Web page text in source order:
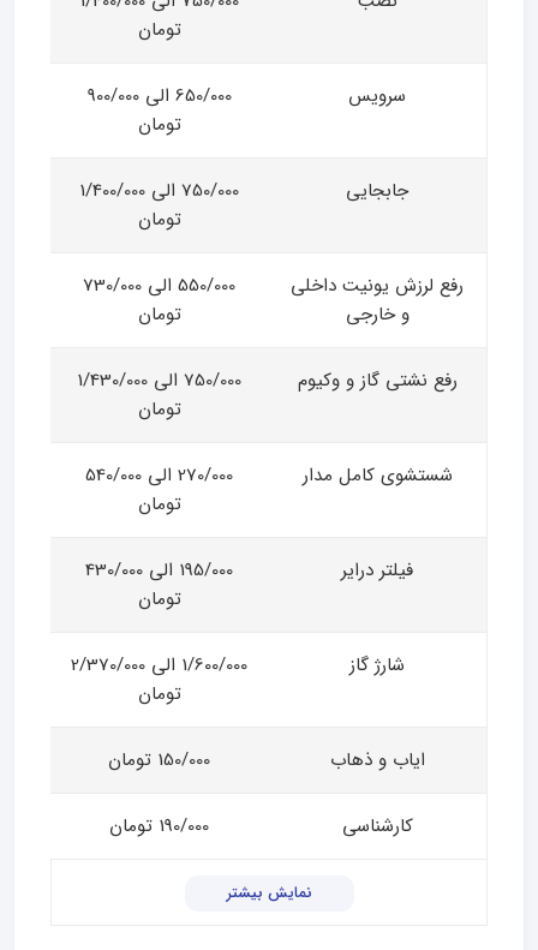
تومان
سرویس
650/000 الی 900/000
تومان
جابجایی
750/000 الی 1/400/000
تومان
رفع لرزش یونیت داخلی
و خارجی
550/000 الی 730/000
تومان
رفع نشتی گاز و وکیوم
750/000 الی 1/430/000
تومان
شستشوی کامل مدار
270/000 الی 540/000
تومان
فیلتر درایر
195/000 الی 430/000
تومان
شارژ گاز
1/600/000 الی 2/370/000
تومان
ایاب و ذهاب 150/000 تومان
کارشناسی 190/000 تومان
نمایش بیشتر